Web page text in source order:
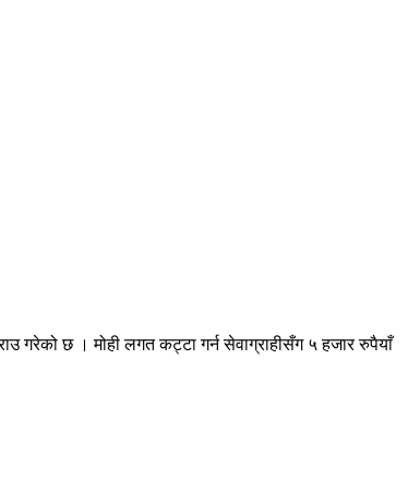
गरेको छ । मोही लगत कट्टा गर्न सेवाग्राहीसँग ५ हजार रुपैयाँ